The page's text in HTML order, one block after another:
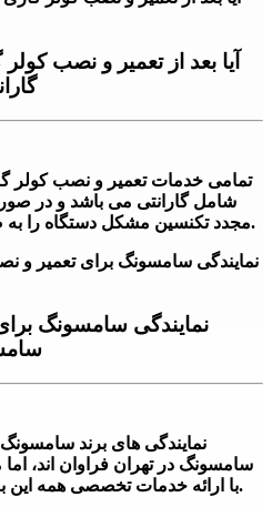
شامل گارانتی می باشد و در
مجدد تکنسین مشکل دستگاه را به صورت کامل برطرف می کنیم.
نمایندگی سامسونگ
نمایندگی های برند
با ارائه خدمات تخصصی همه این برندها پاسخگوی مشتریان باشد.